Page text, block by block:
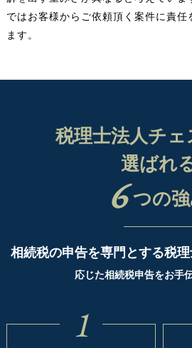
ではお客様からご依頼頂く案件に責任
ます。
税理士法人チ
選ばれ
6 つの
相続税の申告を専門とする税理
応じた相続税申告をお手
1